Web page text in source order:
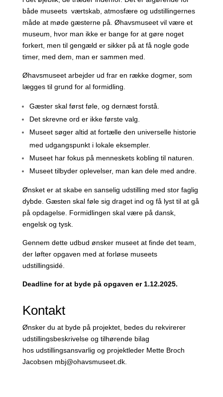
både museets værtskab, atmosfære og udstillingernes
måde at møde gæsterne på. Øhavsmuseet vil være et
museum, hvor man ikke er bange for at gøre noget
forkert, men til gengæld er sikker på at få nogle gode
timer, med dem, man er sammen med.
Øhavsmuseet arbejder ud frar en række dogmer, som
lægges til grund for al formidling.
Gæster skal først føle, og dernæst forstå.
Det skrevne ord er ikke første valg.
Museet søger altid at fortælle den universelle historie
med udgangspunkt i lokale eksempler.
Museet har fokus på menneskets kobling til naturen.
Museet tilbyder oplevelser, man kan dele med andre.
Ønsket er at skabe en sanselig udstilling med stor faglig
dybde. Gæsten skal føle sig draget ind og få lyst til at gå
på opdagelse. Formidlingen skal være på dansk,
engelsk og tysk.
Gennem dette udbud ønsker museet at finde det team,
der løfter opgaven med at forløse museets
udstillingsidé.
Deadline for at byde på opgaven er 1.12.2025.
Kontakt
Ønsker du at byde på projektet, bedes du rekvirerer
udstillingsbeskrivelse og tilhørende bilag
hos udstillingsansvarlig og projektleder Mette Broch
Jacobsen mbj@ohavsmuseet.dk.